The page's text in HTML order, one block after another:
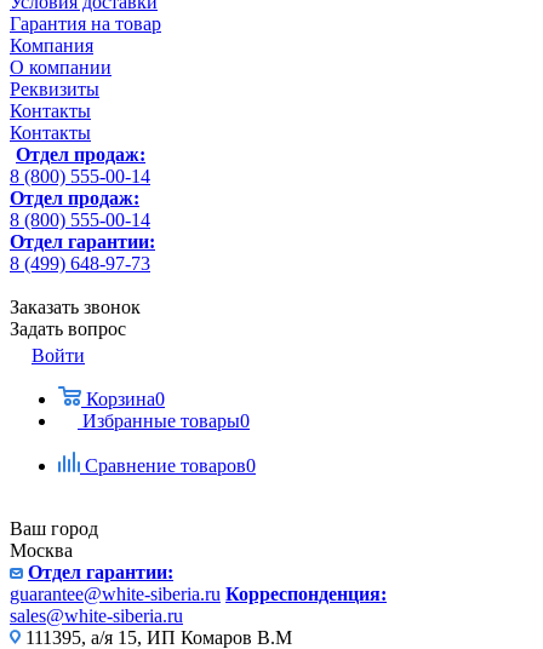
Гарантия на товар
Компания
О компании
Реквизиты
Контакты
Контакты
Отдел продаж:
8 (800) 555-00-14
Отдел продаж:
8 (800) 555-00-14
Отдел гарантии:
8 (499) 648-97-73
Заказать звонок
Задать вопрос
Войти
Корзина0
Избранные товары0
Сравнение товаров0
Ваш город
Москва
Отдел гарантии:
guarantee@white-siberia.ru Корреспонденция:
sales@white-siberia.ru
111395, а/я 15, ИП Комаров В.М